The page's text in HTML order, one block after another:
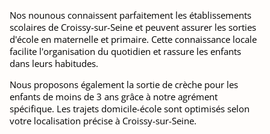
Nos nounous connaissent parfaitement les établissements
scolaires de Croissy-sur-Seine et peuvent assurer les sorties
d'école en maternelle et primaire. Cette connaissance locale
facilite l'organisation du quotidien et rassure les enfants
dans leurs habitudes.
Nous proposons également la sortie de crèche pour les
enfants de moins de 3 ans grâce à notre agrément
spécifique. Les trajets domicile-école sont optimisés selon
votre localisation précise à Croissy-sur-Seine.